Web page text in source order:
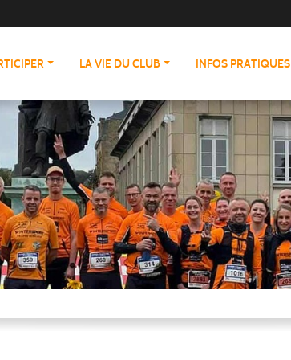
LA VIE DU CLUB INFOS PRATIQUES